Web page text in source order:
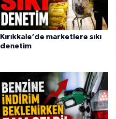
Kırıkkale’de marketlere sıkı
denetim